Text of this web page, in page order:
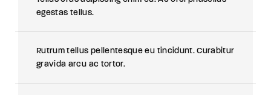
egestas tellus.
Rutrum tellus pellentesque eu tincidunt. Curabitur
gravida arcu ac tortor.